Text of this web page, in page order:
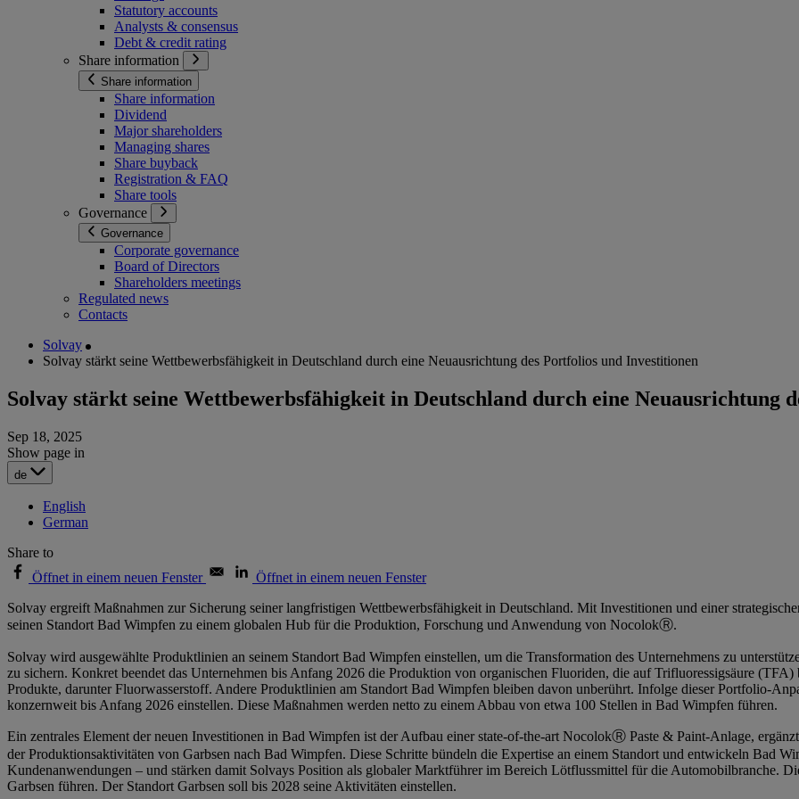
Statutory accounts
Analysts & consensus
Debt & credit rating
Share information
Share information
Share information
Dividend
Major shareholders
Managing shares
Share buyback
Registration & FAQ
Share tools
Governance
Governance
Corporate governance
Board of Directors
Shareholders meetings
Regulated news
Contacts
Solvay
Solvay stärkt seine Wettbewerbsfähigkeit in Deutschland durch eine Neuausrichtung des Portfolios und Investitionen
Solvay stärkt seine Wettbewerbsfähigkeit in Deutschland durch eine Neuausrichtung
Sep 18, 2025
Show page in
de
English
German
Share to
Öffnet in einem neuen Fenster
Öffnet in einem neuen Fenster
Solvay ergreift Maßnahmen zur Sicherung seiner langfristigen Wettbewerbsfähigkeit in Deutschland. Mit Investitionen und einer
seinen Standort Bad Wimpfen zu einem globalen Hub für die Produktion, Forschung und Anwendung von NocolokⓇ.
Solvay wird ausgewählte Produktlinien an seinem Standort Bad Wimpfen einstellen, um die Transformation des Unternehmens zu
zu sichern. Konkret beendet das Unternehmen bis Anfang 2026 die Produktion von organischen Fluoriden, die auf Trifluoressigsäure
Produkte, darunter Fluorwasserstoff. Andere Produktlinien am Standort Bad Wimpfen bleiben davon unberührt. Infolge dieser Portfolio-
konzernweit bis Anfang 2026 einstellen. Diese Maßnahmen werden netto zu einem Abbau von etwa 100 Stellen in Bad Wimpfen führen.
Ein zentrales Element der neuen Investitionen in Bad Wimpfen ist der Aufbau einer state-of-the-art NocolokⓇ Paste & Paint-Anlage,
der Produktionsaktivitäten von Garbsen nach Bad Wimpfen. Diese Schritte bündeln die Expertise an einem Standort und entwickeln Bad
Kundenanwendungen – und stärken damit Solvays Position als globaler Marktführer im Bereich Lötflussmittel für die Automobilbranche.
Garbsen führen. Der Standort Garbsen soll bis 2028 seine Aktivitäten einstellen.